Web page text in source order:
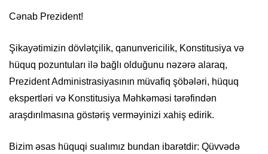
Cənab Prezident!
Şikayətimizin dövlətçilik, qanunvericilik, Konstitusiya və
hüquq pozuntuları ilə bağlı olduğunu nəzərə alaraq,
Prezident Administrasiyasının müvafiq şöbələri, hüquq
ekspertləri və Konstitusiya Məhkəməsi tərəfindən
araşdırılmasına göstəriş verməyinizi xahiş edirik.
Bizim əsas hüquqi sualımız bundan ibarətdir: Qüvvədə